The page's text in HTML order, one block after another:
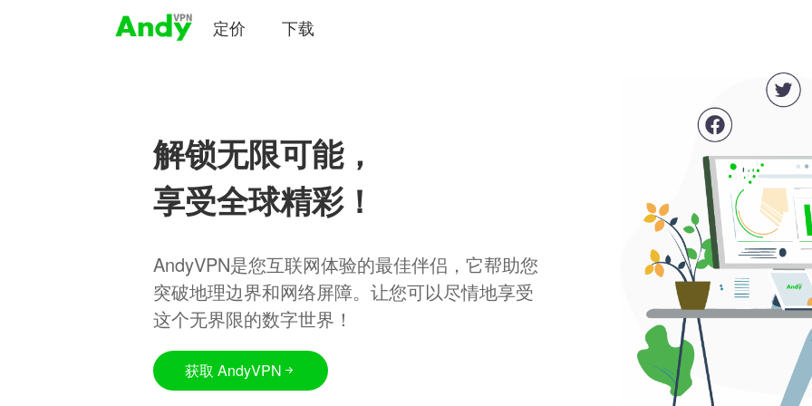
定价 下载
解锁无限可能，
享受全球精彩！
AndyVPN是您互联网体验的最佳伴侣，它帮助您
突破地理边界和网络屏障。让您可以尽情地享受
这个无界限的数字世界！
获取 AndyVPN